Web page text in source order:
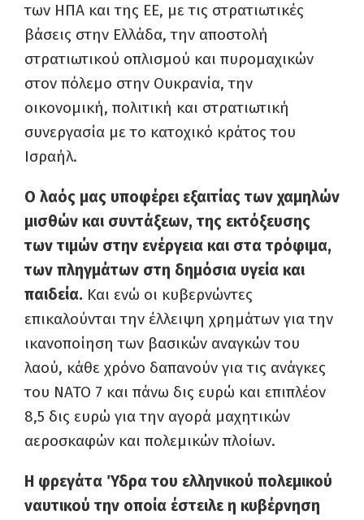
των ΗΠΑ και της ΕΕ, με τις στρατιωτικές
βάσεις στην Ελλάδα, την αποστολή
στρατιωτικού οπλισμού και πυ­ρομαχικών
στον πόλεμο στην Ουκρανία, την
οικονομική, πολιτική και στρατιωτική
συνεργασία με το κατοχικό κράτος του
Ισραήλ.
Ο λαός μας υποφέρει εξαιτίας των χαμηλών
μισθών και συντάξεων, της εκτόξευσης
των τι­μών στην ενέργεια και στα τρόφιμα,
των πληγ­μάτων στη δημόσια υγεία και
παιδεία. Και ενώ οι κυβερνώντες
επικαλούνται την έλλειψη χρη­μάτων για την
ικανοποίηση των βασικών αναγ­κών του
λαού, κάθε χρόνο δαπανούν για τις ανάγκες
του ΝΑΤΟ 7 και πάνω δις ευρώ και επιπλέον
8,5 δις ευρώ για την αγορά μαχητικών
αεροσκαφών και πολεμικών πλοίων.
Η φρεγάτα Ύδρα του ελληνικού πολεμικού
ναυτικού την οποία έστειλε η κυβέρνηση